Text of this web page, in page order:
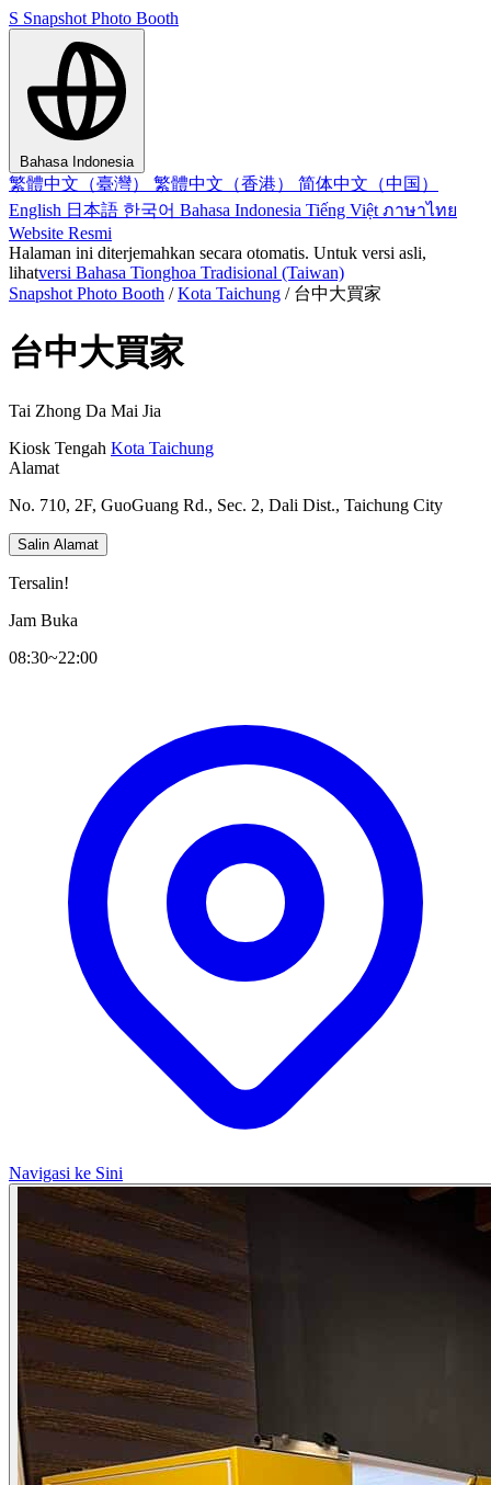
S Snapshot Photo Booth
Bahasa Indonesia
繁體中文（臺灣） 繁體中文（香港） 简体中文（中国）
English 日本語 한국어 Bahasa Indonesia Tiếng Việt ภาษาไทย
Website Resmi
Halaman ini diterjemahkan secara otomatis. Untuk versi asli,
lihatversi Bahasa Tionghoa Tradisional (Taiwan)
Snapshot Photo Booth / Kota Taichung / 台中大買家
台中大買家
Tai Zhong Da Mai Jia
Kiosk Tengah Kota Taichung
Alamat
No. 710, 2F, GuoGuang Rd., Sec. 2, Dali Dist., Taichung City
Salin Alamat
Tersalin!
Jam Buka
08:30~22:00
Navigasi ke Sini